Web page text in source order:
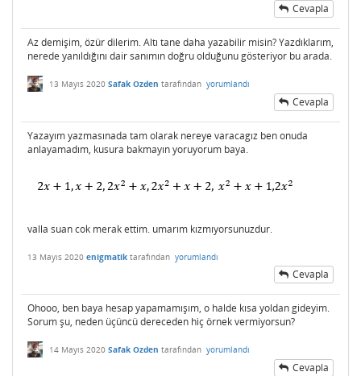
Cevapla
Az demişim, özür dilerim. Altı tane daha yazabilir misin? Yazdıklarım,
nerede yanıldığını dair sanımın doğru olduğunu gösteriyor bu arada.
13 Mayıs 2020 Safak Ozden tarafından yorumlandı
Cevapla
Yazayım yazmasınada tam olarak nereye varacagız ben onuda
anlayamadım, kusura bakmayın yoruyorum baya.
valla suan cok merak ettim. umarım kızmıyorsunuzdur.
13 Mayıs 2020 enigmatik tarafından yorumlandı
Cevapla
Ohooo, ben baya hesap yapamamışım, o halde kısa yoldan gideyim.
Sorum şu, neden üçüncü dereceden hiç örnek vermiyorsun?
14 Mayıs 2020 Safak Ozden tarafından yorumlandı
Cevapla